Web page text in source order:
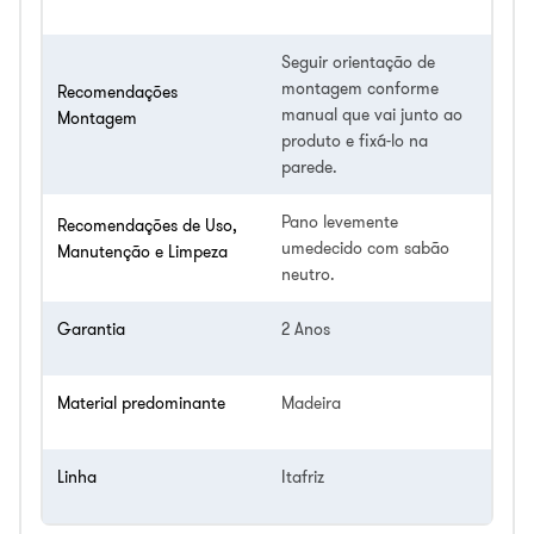
Recomendações
Montagem
Seguir orientação de
montagem conforme
manual que vai junto ao
produto e fixá-lo na
parede.
Recomendações de Uso,
Manutenção e Limpeza
Pano levemente
umedecido com sabão
neutro.
Garantia 2 Anos
Material predominante Madeira
Linha Itafriz